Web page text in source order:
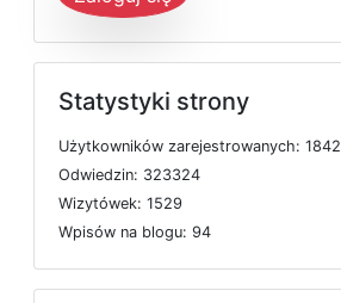
Statystyki strony
Użytkowników zarejestrowanych: 1842
Odwiedzin: 323324
Wizytówek: 1529
Wpisów na blogu: 94